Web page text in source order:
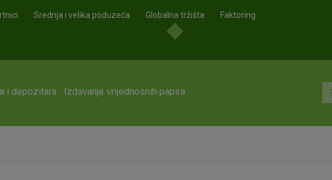
Srednja i velika poduzeća Globalna tržišta Faktoring
i depozitara Izdavanje vrijednosnih papira